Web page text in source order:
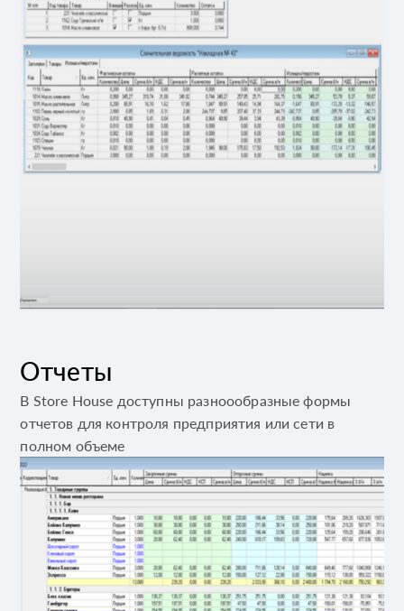
Отчеты
В Store House доступны разноообразные формы
отчетов для контроля предприятия или сети в
полном объеме